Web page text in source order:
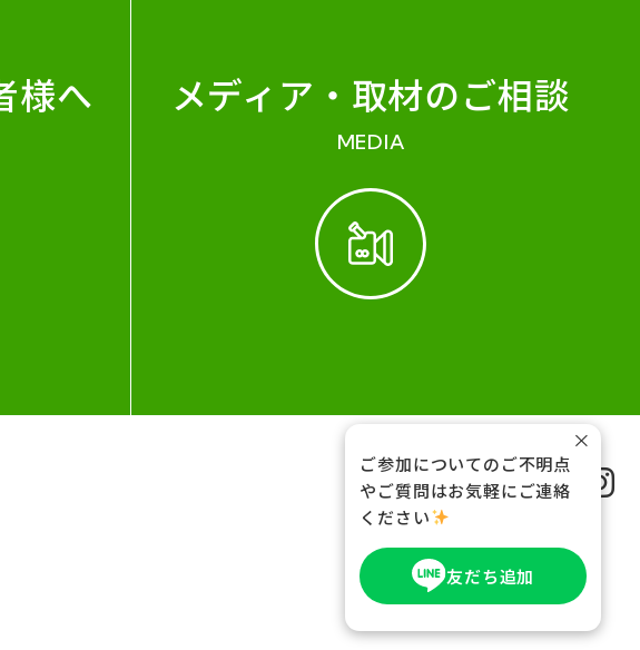
様へ メディア・ 取材のご相談
MEDIA
FOLLOW US
ご参加についてのご不明点
やご質問はお気軽にご連絡
ください
友だち追加
×